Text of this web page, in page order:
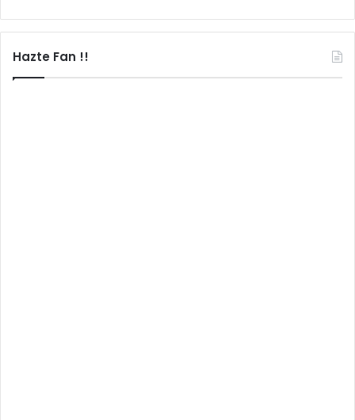
Hazte Fan !!